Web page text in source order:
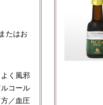
たはお
く風邪
コール
／血圧